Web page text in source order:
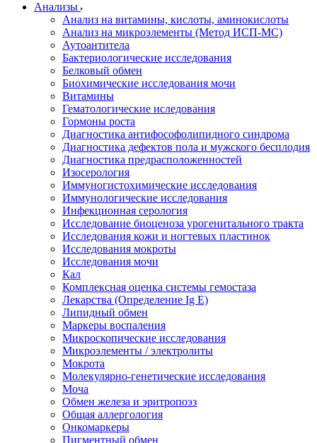
Анализы
Анализ на витамины, кислоты, аминокислоты
Анализ на микроэлементы (Метод ИСП-МС)
Аутоантитела
Бактериологические исследования
Белковый обмен
Биохимические исследования мочи
Витамины
Гематологические иследования
Гормоны роста
Диагностика антифософолипидного синдрома
Диагностика дефектов пола и мужского бесплодия
Диагностика предрасположенностей
Изосерология
Иммуногистохимические исследования
Иммунологические исследования
Инфекционная серология
Исследование биоценоза урогенитального тракта
Исследования кожи и ногтевых пластинок
Исследования мокроты
Исследования мочи
Кал
Комплексная оценка системы гемостаза
Лекарства (Определение Ig E)
Липидный обмен
Маркеры воспаления
Микроскопические исследования
Микроэлементы / электролиты
Мокрота
Молекулярно-генетические исследования
Моча
Обмен железа и эритропоэз
Общая аллергология
Онкомаркеры
Пигментный обмен